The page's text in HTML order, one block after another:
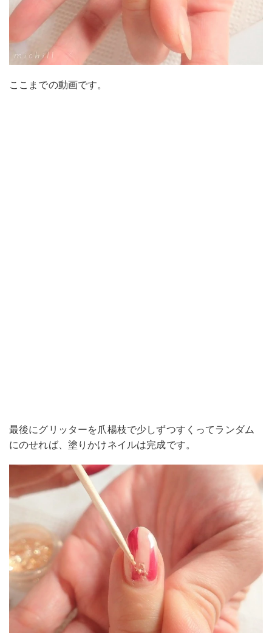
ここまでの動画です。
最後にグリッターを爪楊枝で少しずつすくってランダム
にのせれば、塗りかけネイルは完成です。